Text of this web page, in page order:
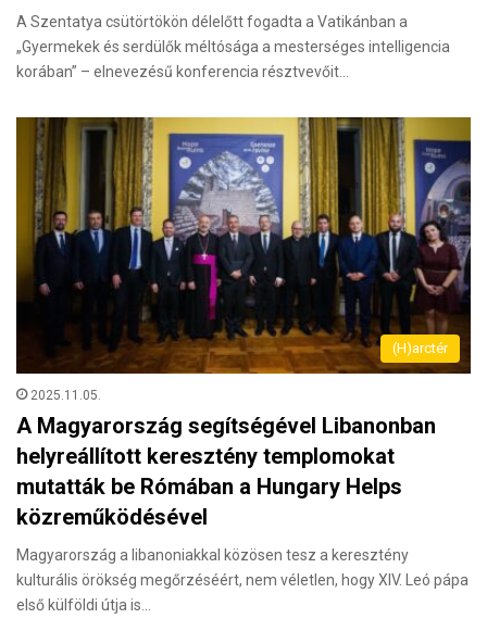
A Szentatya csütörtökön délelőtt fogadta a Vatikánban a
„Gyermekek és serdülők méltósága a mesterséges intelligencia
korában” – elnevezésű konferencia résztvevőit…
(H)arctér
2025.11.05.
A Magyarország segítségével Libanonban
helyreállított keresztény templomokat
mutatták be Rómában a Hungary Helps
közreműködésével
Magyarország a libanoniakkal közösen tesz a keresztény
kulturális örökség megőrzéséért, nem véletlen, hogy XIV. Leó pápa
első külföldi útja is…